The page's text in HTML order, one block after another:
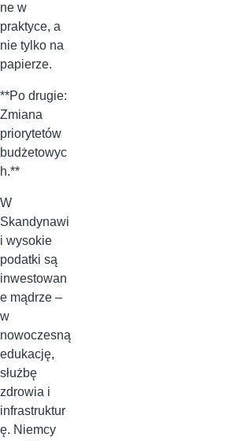
ne w
praktyce, a
nie tylko na
papierze.
**Po drugie:
Zmiana
priorytetów
budżetowyc
h.**
W
Skandynawi
i wysokie
podatki są
inwestowan
e mądrze –
w
nowoczesną
edukację,
służbę
zdrowia i
infrastruktur
ę. Niemcy